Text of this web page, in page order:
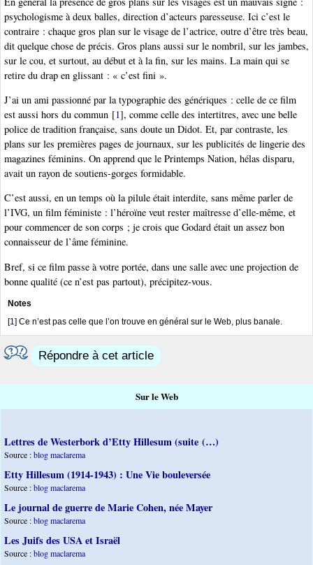
psychologisme à deux balles, direction d’acteurs paresseuse. Ici c’est le
contraire : chaque gros plan sur le visage de l’actrice, outre d’être très beau,
dit quelque chose de précis. Gros plans aussi sur le nombril, sur les jambes,
sur le cou, et surtout, au début et à la fin, sur les mains. La main qui se
retire du drap en glissant : « c’est fini ».
J’ai un ami passionné par la typographie des génériques : celle de ce film
est aussi hors du commun [1], comme celle des intertitres, avec une belle
police de tradition française, sans doute un Didot. Et, par contraste, les
plans sur les premières pages de journaux, sur les publicités de lingerie des
magazines féminins. On apprend que le Printemps Nation, hélas disparu,
avait un rayon de soutiens-gorges formidable.
C’est aussi, en un temps où la pilule était interdite, sans même parler de
l’IVG, un film féministe : l’héroïne veut rester maîtresse d’elle-même, et
pour commencer de son corps ; je crois que Godard était un assez bon
connaisseur de l’âme féminine.
Bref, si ce film passe à votre portée, dans une salle avec une projection de
bonne qualité (ce n’est pas partout), précipitez-vous.
Notes
[1] Ce n’est pas celle que l’on trouve en général sur le Web, plus banale.
Répondre à cet article
Sur le Web
Lettres de Westerbork d’Etty Hillesum (suite (…)
Source :blog maclarema
Etty Hillesum (1914-1943) : Une Vie bouleversée
Source :blog maclarema
Le journal de guerre de Marie Cohen, née Mayer
Source :blog maclarema
Les Juifs des USA et Israël
Source :blog maclarema